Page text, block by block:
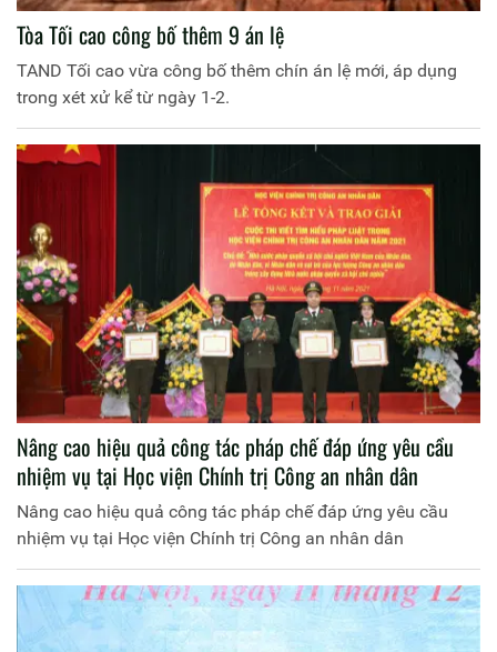
Tòa Tối cao công bố thêm 9 án lệ
TAND Tối cao vừa công bố thêm chín án lệ mới, áp dụng
trong xét xử kể từ ngày 1-2.
Nâng cao hiệu quả công tác pháp chế đáp ứng yêu cầu
nhiệm vụ tại Học viện Chính trị Công an nhân dân
Nâng cao hiệu quả công tác pháp chế đáp ứng yêu cầu
nhiệm vụ tại Học viện Chính trị Công an nhân dân